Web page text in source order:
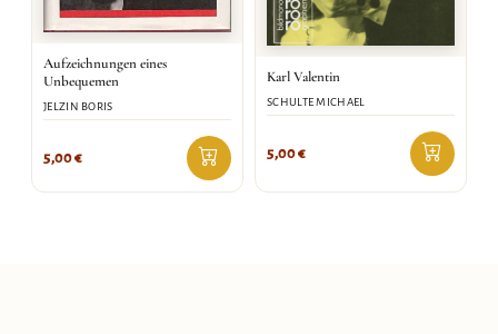
Aufzeichnungen eines
Unbequemen
JELZIN BORIS
5,00€
Karl Valentin
SCHULTE MICHAEL
5,00€